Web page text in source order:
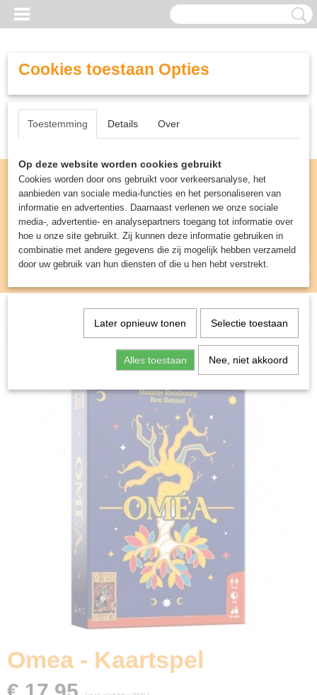
Inloggen Registreren
UW WINKELWAGEN
(0)
Spellen & Puzzels> Omea - Kaartspel
Omea - Kaartspel
Cookies toestaan Opties
Toestemming Details Over
Op deze website worden cookies gebruikt
Cookies worden door ons gebruikt voor verkeersanalyse, het
aanbieden van sociale media-functies en het personaliseren van
informatie en advertenties. Daarnaast verlenen we onze sociale
media-, advertentie- en analysepartners toegang tot informatie over
hoe u onze site gebruikt. Zij kunnen deze informatie gebruiken in
combinatie met andere gegevens die zij mogelijk hebben verzameld
door uw gebruik van hun diensten of die u hen hebt verstrekt.
Later opnieuw tonen Selectie toestaan
Alles toestaan Nee, niet akkoord